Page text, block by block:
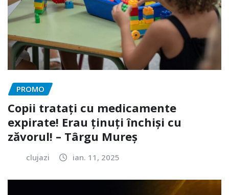
PROMO
Copii tratați cu medicamente
expirate! Erau ținuți închiși cu
zăvorul! – Târgu Mureș
clujazi ian. 11, 2025